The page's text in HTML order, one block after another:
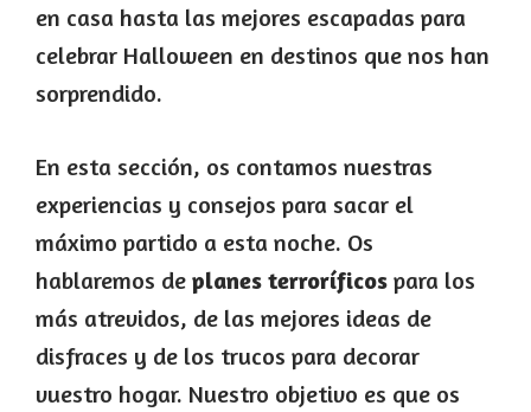
en casa hasta las mejores escapadas para
celebrar Halloween en destinos que nos han
sorprendido.
En esta sección, os contamos nuestras
experiencias y consejos para sacar el
máximo partido a esta noche. Os
hablaremos de planes terroríficos para los
más atrevidos, de las mejores ideas de
disfraces y de los trucos para decorar
vuestro hogar. Nuestro objetivo es que os